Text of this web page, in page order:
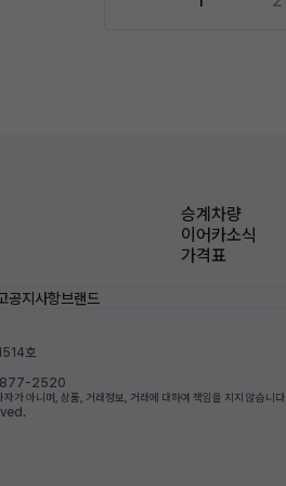
승계차량
이어카소식
가격표
공지사항브랜드
호
2520
가 아니며, 상품, 거래정보, 거래에 대하여 책임을 지지 않습니다.